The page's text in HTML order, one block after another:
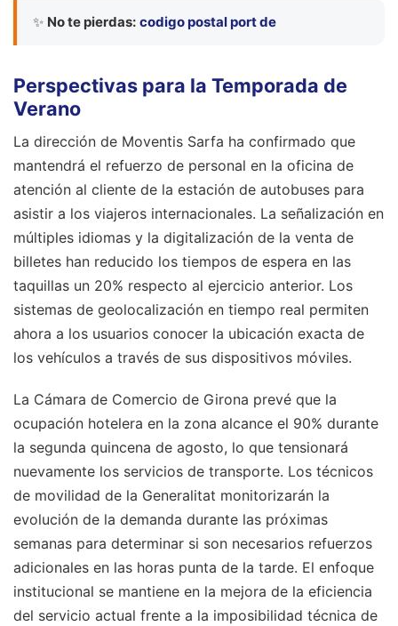
✨ No te pierdas: codigo postal port de
Perspectivas para la Temporada de
Verano
La dirección de Moventis Sarfa ha confirmado que
mantendrá el refuerzo de personal en la oficina de
atención al cliente de la estación de autobuses para
asistir a los viajeros internacionales. La señalización en
múltiples idiomas y la digitalización de la venta de
billetes han reducido los tiempos de espera en las
taquillas un 20% respecto al ejercicio anterior. Los
sistemas de geolocalización en tiempo real permiten
ahora a los usuarios conocer la ubicación exacta de
los vehículos a través de sus dispositivos móviles.
La Cámara de Comercio de Girona prevé que la
ocupación hotelera en la zona alcance el 90% durante
la segunda quincena de agosto, lo que tensionará
nuevamente los servicios de transporte. Los técnicos
de movilidad de la Generalitat monitorizarán la
evolución de la demanda durante las próximas
semanas para determinar si son necesarios refuerzos
adicionales en las horas punta de la tarde. El enfoque
institucional se mantiene en la mejora de la eficiencia
del servicio actual frente a la imposibilidad técnica de